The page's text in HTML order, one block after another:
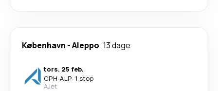
København -Aleppo 13 dage
tors. 25 feb.
CPH-ALP· 1 stop
AJet